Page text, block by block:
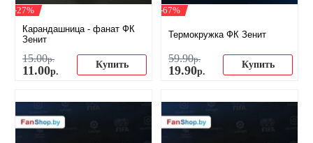
-27%
Карандашница - фанат ФК
Зенит
15.00р.
11.00р.
Купить
-67%
Термокружка ФК Зенит
59.90р.
19.90р.
Купить